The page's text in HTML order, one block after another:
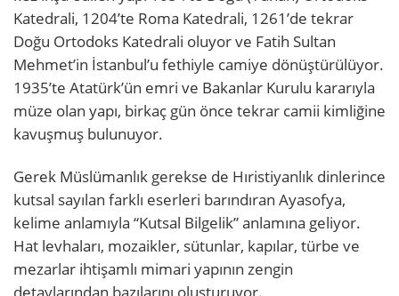
Katedrali, 1204’te Roma Katedrali, 1261’de tekrar
Doğu Ortodoks Katedrali oluyor ve Fatih Sultan
Mehmet’in İstanbul’u fethiyle camiye dönüştürülüyor.
1935’te Atatürk’ün emri ve Bakanlar Kurulu kararıyla
müze olan yapı, birkaç gün önce tekrar camii kimliğine
kavuşmuş bulunuyor.
Gerek Müslümanlık gerekse de Hıristiyanlık dinlerince
kutsal sayılan farklı eserleri barındıran Ayasofya,
kelime anlamıyla “Kutsal Bilgelik” anlamına geliyor.
Hat levhaları, mozaikler, sütunlar, kapılar, türbe ve
mezarlar ihtişamlı mimari yapının zengin